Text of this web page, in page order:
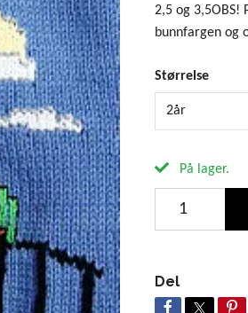
2,5 og 3,5OBS!
bunnfargen og
Størrelse
2år
På lager.
Del